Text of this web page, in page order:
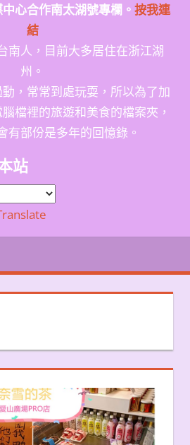
心合作南太湖號專欄。 按我連
結
南人，目前大多居住在浙江湖
州。
，常常到處玩耍，所以為了加
檔裡的旅遊和美食的檔案夾，
有部份是多年的回憶錄。
站